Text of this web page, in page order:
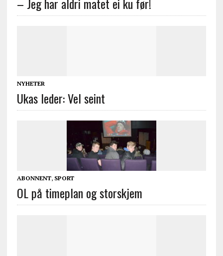
– Jeg har aldri matet ei ku før!
NYHETER
Ukas leder: Vel seint
ABONNENT, SPORT
OL på timeplan og storskjem